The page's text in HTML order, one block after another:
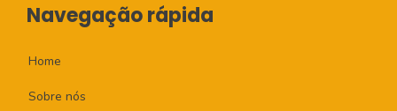
Navegação rápida
Home
Sobre nós